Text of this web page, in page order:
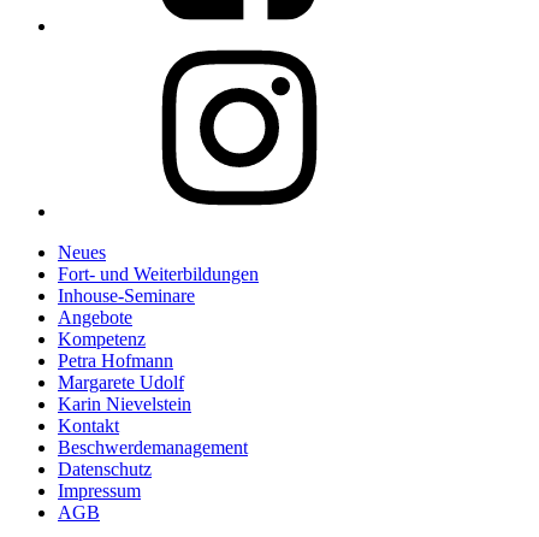
Neues
Fort- und Weiterbildungen
Inhouse-Seminare
Angebote
Kompetenz
Petra Hofmann
Margarete Udolf
Karin Nievelstein
Kontakt
Beschwerdemanagement
Datenschutz
Impressum
AGB